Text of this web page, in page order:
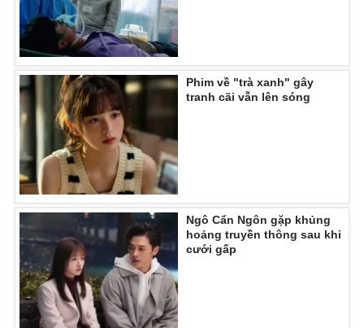
Phim về "trà xanh" gây
tranh cãi vẫn lên sóng
Ngô Cẩn Ngôn gặp khủng
hoảng truyền thông sau khi
cưới gấp